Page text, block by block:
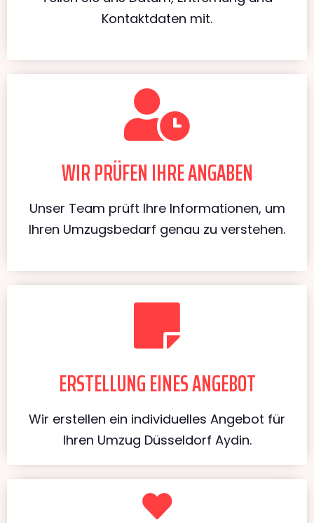
Kontaktdaten mit.
WIR PRÜFEN IHRE ANGABEN
Unser Team prüft Ihre Informationen, um
Ihren Umzugsbedarf genau zu verstehen.
ERSTELLUNG EINES ANGEBOT
Wir erstellen ein individuelles Angebot für
Ihren Umzug Düsseldorf Aydin.